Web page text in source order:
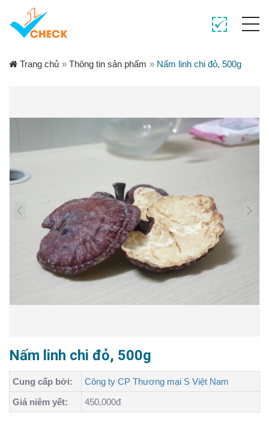
Trang chủ » Thông tin sản phẩm » Nấm linh chi đỏ, 500g
Nấm linh chi đỏ, 500g
Cung cấp bởi:
Công ty CP Thương mại S Việt Nam
Giá niêm yết:
450,000đ